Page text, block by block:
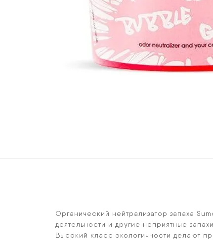
Органический нейтрализатор запаха
деятельности и другие неприятные
Высокий класс экологичности делают